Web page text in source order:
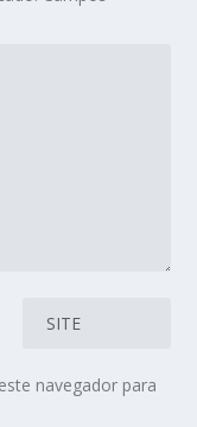
navegador para